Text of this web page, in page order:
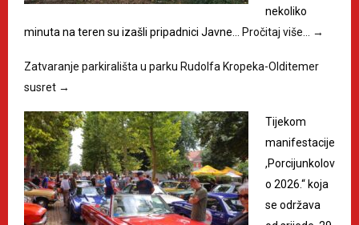
nekoliko
minuta na teren su izašli pripadnici Javne… Pročitaj više… →
Zatvaranje parkirališta u parku Rudolfa Kropeka-Olditemer
susret →
Tijekom
manifestacije
,Porcijunkolov
o 2026.“ koja
se održava